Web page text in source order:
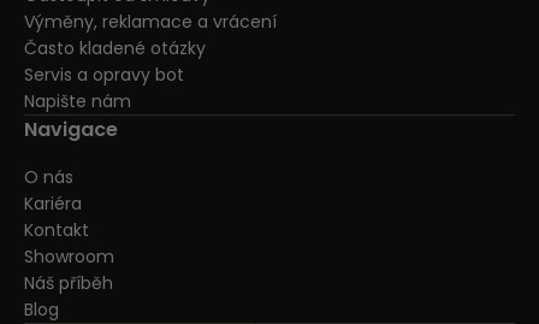
Výměny, reklamace a vrácení
Často kladené otázky
Servis a opravy bot
Napište nám
Navigace
O nás
Kariéra
Kontakt
Showroom
Náš příběh
Blog